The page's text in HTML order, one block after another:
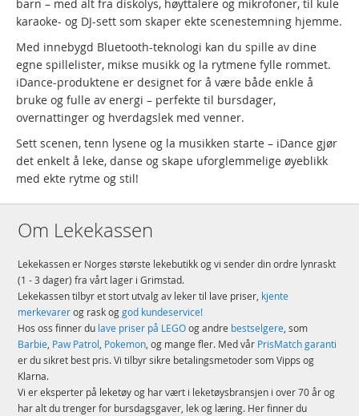
barn – med alt fra diskolys, høyttalere og mikrofoner, til kule
karaoke- og DJ-sett som skaper ekte scenestemning hjemme.
Med innebygd Bluetooth-teknologi kan du spille av dine
egne spillelister, mikse musikk og la rytmene fylle rommet.
iDance-produktene er designet for å være både enkle å
bruke og fulle av energi – perfekte til bursdager,
overnattinger og hverdagslek med venner.
Sett scenen, tenn lysene og la musikken starte – iDance gjør
det enkelt å leke, danse og skape uforglemmelige øyeblikk
med ekte rytme og stil!
Om Lekekassen
Lekekassen er Norges største lekebutikk og vi sender din ordre lynraskt
(1 - 3 dager) fra vårt lager i Grimstad.
Lekekassen tilbyr et stort utvalg av leker til lave priser, kjente
merkevarerog rask oggod kundeservice!
Hos oss finner du lave priser på LEGOog andre bestselgere, som
Barbie, Paw Patrol, Pokemon, og mange fler. Med vår PrisMatch garanti
er du sikret best pris. Vi tilbyr sikre betalingsmetoder som Vipps og
Klarna.
Vi er eksperter på leketøy og har vært i leketøysbransjen i over 70 år og
har alt du trenger for bursdagsgaver, lek og læring. Her finner du